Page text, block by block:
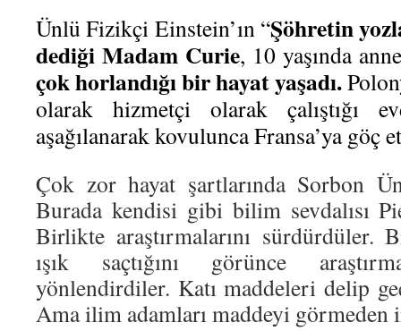
Ünlü Fizikçi Einstein’ın “Şöhretin
dediği Madam Curie, 10 yaşında
çok horlandığı bir hayat yaşadı.
olarak hizmetçi olarak çalıştığı
aşağılanarak kovulunca Fransa’ya göç
Çok zor hayat şartlarında Sorbon
Burada kendisi gibi bilim sevdalısı
Birlikte araştırmalarını sürdürdüler.
ışık saçtığını görünce
yönlendirdiler. Katı maddeleri delip
Ama ilim adamları maddeyi görmeden